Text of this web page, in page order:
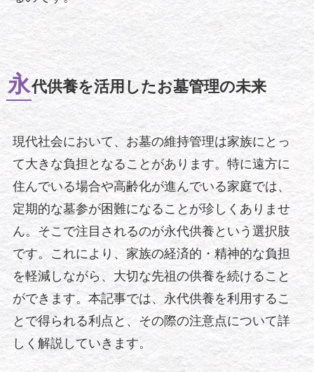
永代供養を活用したお墓管理の未来
現代社会において、お墓の維持管理は家族にとっ
て大きな負担となることがあります。特に遠方に
住んでいる場合や高齢化が進んでいる家庭では、
定期的な墓参が困難になることが珍しくありませ
ん。そこで注目されるのが永代供養という選択肢
です。これにより、家族の経済的・精神的な負担
を軽減しながら、大切な先祖の供養を続けること
ができます。本記事では、永代供養を利用するこ
とで得られる利点と、その際の注意点について詳
しく解説していきます。